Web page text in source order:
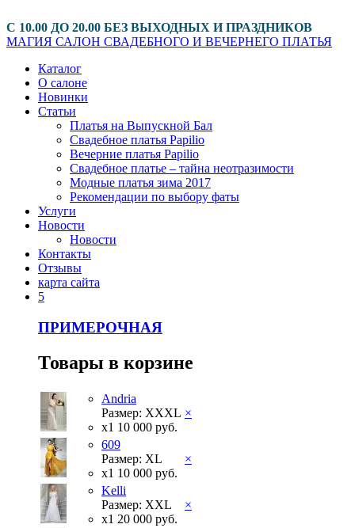
С 10.00 ДО 20.00 БЕЗ ВЫХОДНЫХ И ПРАЗДНИКОВ
МАГИЯ САЛОН СВАДЕБНОГО И ВЕЧЕРНЕГО ПЛАТЬЯ
Каталог
О салоне
Новинки
Статьи
Платья на Выпускной Бал
Свадебное платья Papilio
Вечерние платья Papilio
Свадебное платье – тайна неотразимости
Модные платья зима 2017
Рекомендации по выбору фаты
Услуги
Новости
Новости
Контакты
Отзывы
карта сайта
5
ПРИМЕРОЧНАЯ
Товары в корзине
Andria
Размер: XXXL
x1 10 000 руб.
×
609
Размер: XL
x1 10 000 руб.
×
Kelli
Размер: XXL
x1 20 000 руб.
×